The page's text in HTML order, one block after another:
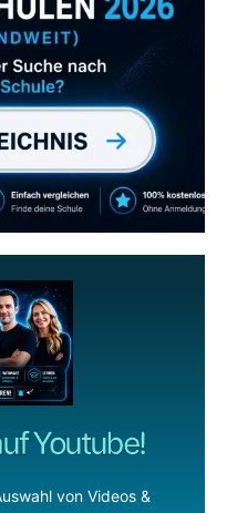
Youtube!
von Videos &
auch
gefallen!
KANAL